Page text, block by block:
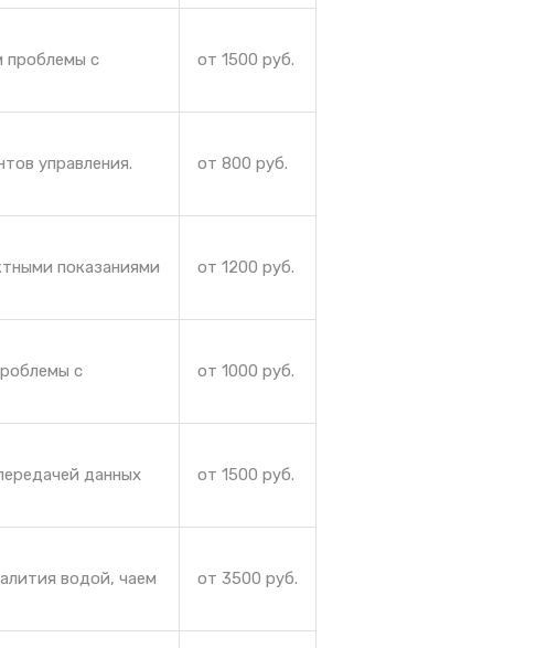
проблемы с
от 1500 руб.
управления.
от 800 руб.
показаниями
от 1200 руб.
с
от 1000 руб.
данных
от 1500 руб.
водой, чаем
от 3500 руб.